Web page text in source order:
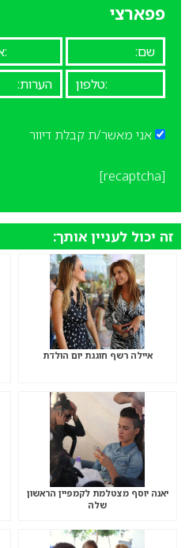
פפארצי
אני מאשר/ת קבלת דיוור
זה יכול לעניין אותך:
איילה רשף חוגגת יום הולדת
יאנה יוסף מצטלמת לקמפיין הראשון
שלה